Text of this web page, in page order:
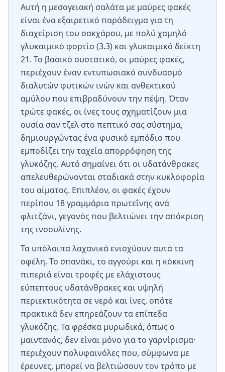
Αυτή η μεσογειακή σαλάτα με μαύρες φακές
είναι ένα εξαιρετικό παράδειγμα για τη
διαχείριση του σακχάρου, με πολύ χαμηλό
γλυκαιμικό φορτίο (3.3) και γλυκαιμικό δείκτη
21. Το βασικό συστατικό, οι μαύρες φακές,
περιέχουν έναν εντυπωσιακό συνδυασμό
διαλυτών φυτικών ινών και ανθεκτικού
αμύλου που επιβραδύνουν την πέψη. Όταν
τρώτε φακές, οι ίνες τους σχηματίζουν μια
ουσία σαν τζελ στο πεπτικό σας σύστημα,
δημιουργώντας ένα φυσικό εμπόδιο που
εμποδίζει την ταχεία απορρόφηση της
γλυκόζης. Αυτό σημαίνει ότι οι υδατάνθρακες
απελευθερώνονται σταδιακά στην κυκλοφορία
του αίματος. Επιπλέον, οι φακές έχουν
περίπου 18 γραμμάρια πρωτεΐνης ανά
φλιτζάνι, γεγονός που βελτιώνει την απόκριση
της ινσουλίνης.
Τα υπόλοιπα λαχανικά ενισχύουν αυτά τα
οφέλη. Το σπανάκι, το αγγούρι και η κόκκινη
πιπεριά είναι τροφές με ελάχιστους
εύπεπτους υδατάνθρακες και υψηλή
περιεκτικότητα σε νερό και ίνες, οπότε
πρακτικά δεν επηρεάζουν τα επίπεδα
γλυκόζης. Τα φρέσκα μυρωδικά, όπως ο
μαϊντανός, δεν είναι μόνο για το γαρνίρισμα·
περιέχουν πολυφαινόλες που, σύμφωνα με
έρευνες, μπορεί να βελτιώσουν τον τρόπο με